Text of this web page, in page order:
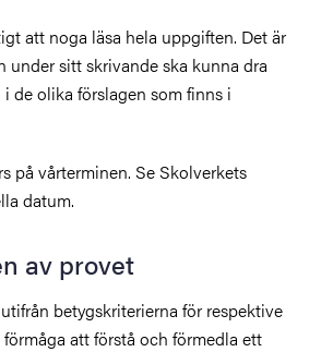
att noga läsa hela uppgiften. Det är
under sitt skrivande ska kunna dra
de olika förslagen som finns i
på vårterminen. Se Skolverkets
datum.
av provet
betygskriterierna för respektive
att förstå och förmedla ett